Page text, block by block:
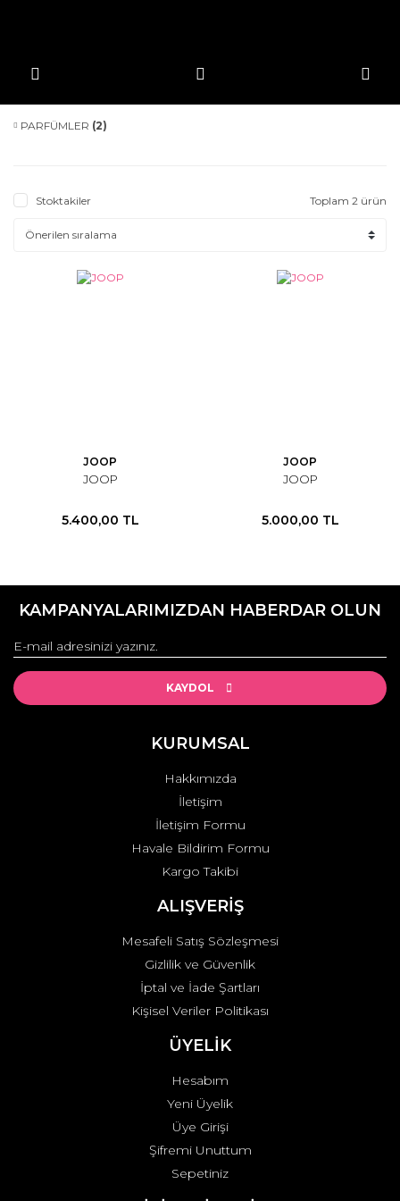
PARFÜMLER (2)
Stoktakiler Toplam 2 ürün
JOOP
JOOP
5.400,00 TL
JOOP
JOOP
5.000,00 TL
KAMPANYALARIMIZDAN HABERDAR OLUN
KAYDOL
KURUMSAL
Hakkımızda
İletişim
İletişim Formu
Havale Bildirim Formu
Kargo Takibi
ALIŞVERİŞ
Mesafeli Satış Sözleşmesi
Gizlilik ve Güvenlik
İptal ve İade Şartları
Kişisel Veriler Politikası
ÜYELİK
Hesabım
Yeni Üyelik
Üye Girişi
Şifremi Unuttum
Sepetiniz